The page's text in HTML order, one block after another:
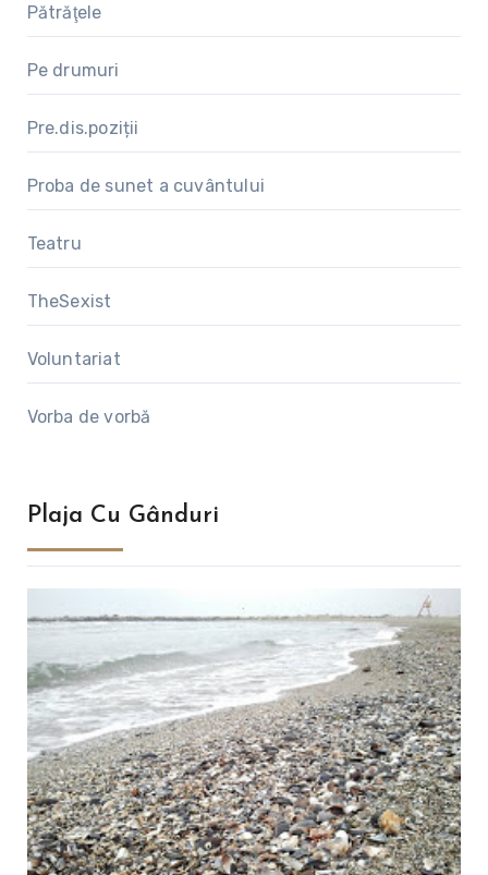
Pătrăţele
Pe drumuri
Pre.dis.poziții
Proba de sunet a cuvântului
Teatru
TheSexist
Voluntariat
Vorba de vorbă
Plaja Cu Gânduri